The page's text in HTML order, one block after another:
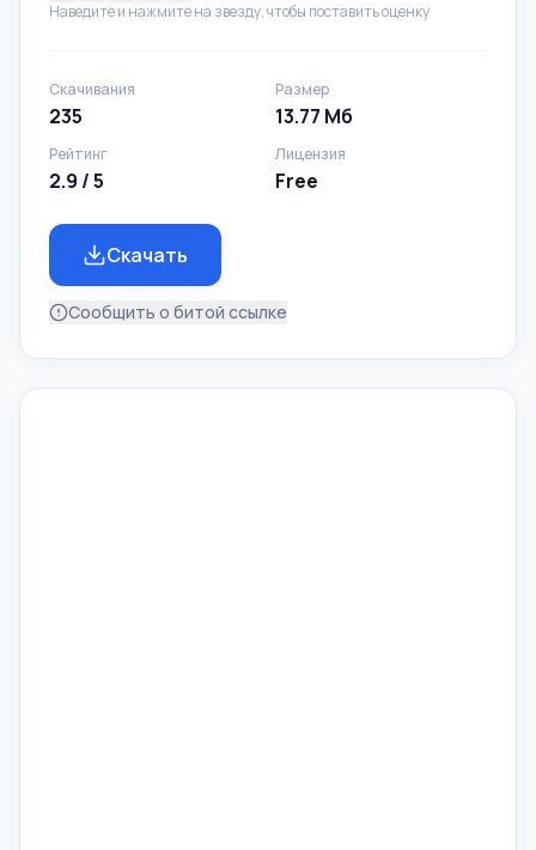
Наведите и нажмите на звезду, чтобы поставить оценку
Скачивания
235
Размер
13.77 Mб
Рейтинг
2.9 / 5
Лицензия
Free
Скачать
Сообщить о битой ссылке